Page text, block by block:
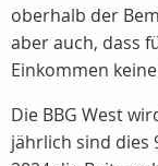
oberhalb der
aber auch, dass
Einkommen
Die BBG West
jährlich sind dies